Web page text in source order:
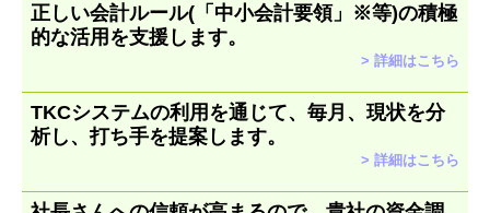
リンク集
お役立ち情報
正しい会計ルール(「中小会計要領」※等)の積極
的な活用を支援します。
> 詳細はこちら
TKCシステムの利用を通じて、毎月、現状を分
析し、打ち手を提案します。
> 詳細はこちら